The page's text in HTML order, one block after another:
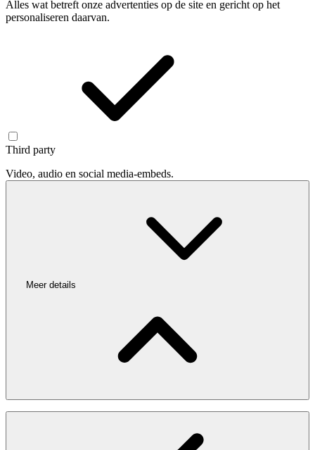
Alles wat betreft onze advertenties op de site en gericht op het
personaliseren daarvan.
Third party
Video, audio en social media-embeds.
Meer details